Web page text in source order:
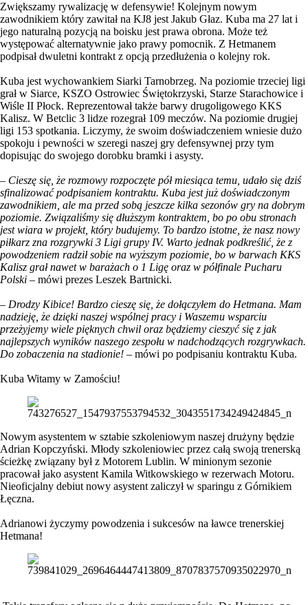
Zwiększamy rywalizację w defensywie! Kolejnym nowym
zawodnikiem który zawitał na KJ8 jest Jakub Głaz. Kuba ma 27 lat i
jego naturalną pozycją na boisku jest prawa obrona. Może też
występować alternatywnie jako prawy pomocnik. Z Hetmanem
podpisał dwuletni kontrakt z opcją przedłużenia o kolejny rok.
Kuba jest wychowankiem Siarki Tarnobrzeg. Na poziomie trzeciej ligi
grał w Siarce, KSZO Ostrowiec Świętokrzyski, Starze Starachowice i
Wiśle II Płock. Reprezentował także barwy drugoligowego KKS
Kalisz. W Betclic 3 lidze rozegrał 109 meczów. Na poziomie drugiej
ligi 153 spotkania. Liczymy, że swoim doświadczeniem wniesie dużo
spokoju i pewności w szeregi naszej gry defensywnej przy tym
dopisując do swojego dorobku bramki i asysty.
– Cieszę się, że rozmowy rozpoczęte pół miesiąca temu, udało się dziś
sfinalizować podpisaniem kontraktu. Kuba jest już doświadczonym
zawodnikiem, ale ma przed sobą jeszcze kilka sezonów gry na dobrym
poziomie. Związaliśmy się dłuższym kontraktem, bo po obu stronach
jest wiara w projekt, który budujemy. To bardzo istotne, że nasz nowy
piłkarz zna rozgrywki 3 Ligi grupy IV. Warto jednak podkreślić, że z
powodzeniem radził sobie na wyższym poziomie, bo w barwach KKS
Kalisz grał nawet w barażach o 1 Ligę oraz w półfinale Pucharu
Polski – mówi prezes Leszek Bartnicki.
– Drodzy Kibice! Bardzo cieszę się, że dołączyłem do Hetmana. Mam
nadzieję, że dzięki naszej wspólnej pracy i Waszemu wsparciu
przeżyjemy wiele pięknych chwil oraz będziemy cieszyć się z jak
najlepszych wyników naszego zespołu w nadchodzących rozgrywkach.
Do zobaczenia na stadionie! – mówi po podpisaniu kontraktu Kuba.
Kuba Witamy w Zamościu!
Nowym asystentem w sztabie szkoleniowym naszej drużyny będzie
Adrian Kopczyński. Młody szkoleniowiec przez całą swoją trenerską
ścieżkę związany był z Motorem Lublin. W minionym sezonie
pracował jako asystent Kamila Witkowskiego w rezerwach Motoru.
Nieoficjalny debiut nowy asystent zaliczył w sparingu z Górnikiem
Łęczna.
Adrianowi życzymy powodzenia i sukcesów na ławce trenerskiej
Hetmana!